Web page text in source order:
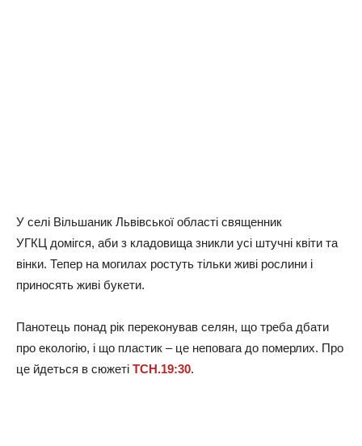
У селі Вільшаник Львівської області священник
УГКЦ домігся, аби з кладовища зникли усі штучні квіти та
вінки. Тепер на могилах ростуть тільки живі рослини і
приносять живі букети.
Панотець понад рік переконував селян, що треба дбати
про екологію, і що пластик – це неповага до померлих. Про
це йдеться в сюжеті ТСН.19:30.